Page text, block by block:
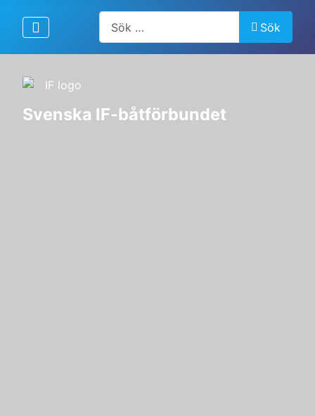
Artiklar, forum, händelser, dokument
Sök
Svenska IF-båtförbundet